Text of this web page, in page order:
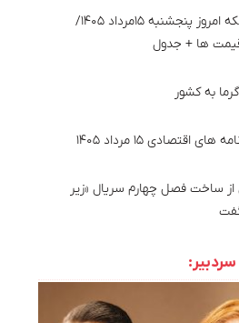
قیمت طلا و سکه امروز پنجشنبه ۱۵مرداد ۱۴۰۵/
ها + جدول
به کشور
اقتصادی ۱۵ مرداد ۱۴۰۵
از ساخت فصل چهارم سریال «زیر